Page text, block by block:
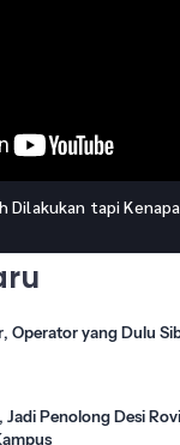
Dilakukan tapi
Operator yang Dulu
Penolong Desi